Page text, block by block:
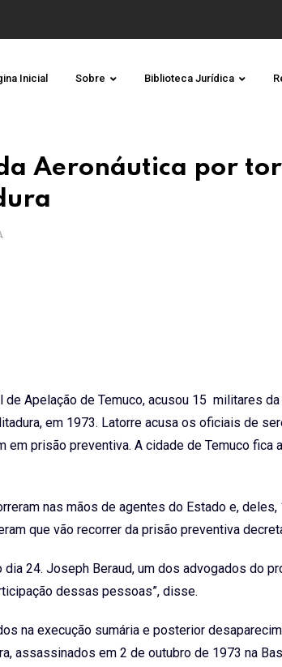
Inicial Sobre Biblioteca Jurídica
Aeronáutica por
Apelação de Temuco, acusou 15 militares
em 1973. Latorre acusa os oficiais de
prisão preventiva. A cidade de Temuco fica
nas mãos de agentes do Estado e, deles,
que vão recorrer da prisão preventiva
24. Joseph Beraud, um dos advogados do
dessas pessoas”, disse.
na execução sumária e posterior
assassinados em 2 de outubro de 1973 na